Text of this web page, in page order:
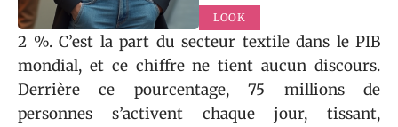
LOOK
2 %. C’est la part du secteur textile dans le PIB
mondial, et ce chiffre ne tient aucun discours.
Derrière ce pourcentage, 75 millions de
personnes s’activent chaque jour, tissant,